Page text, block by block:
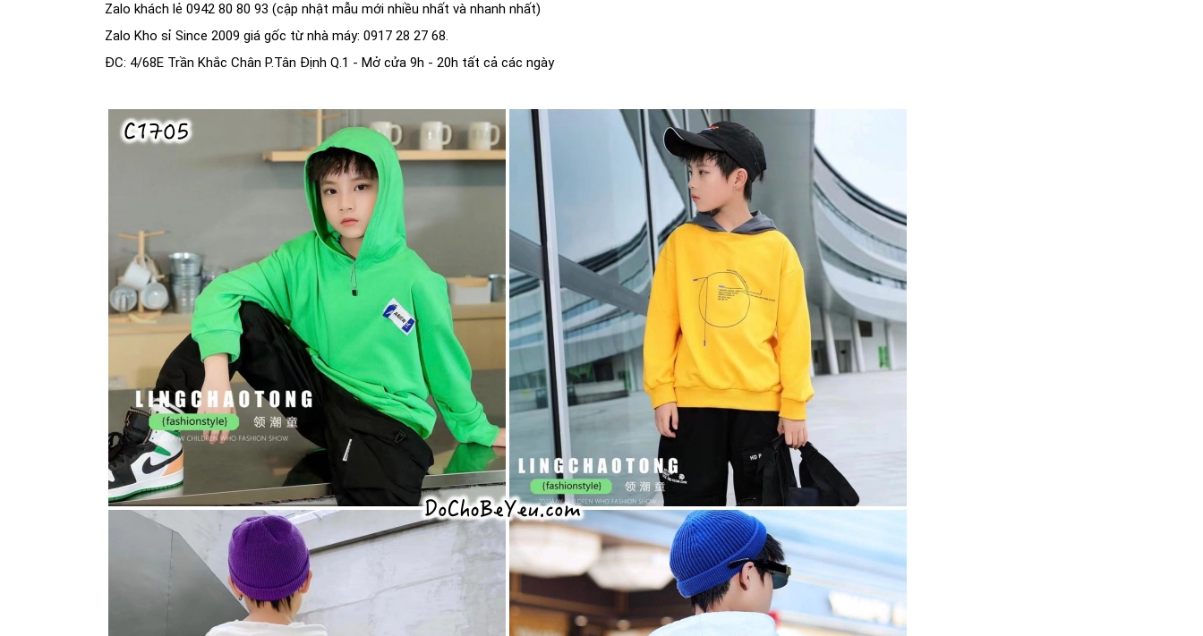
Zalo khách lẻ 0942 80 80 93 (cập nhật mẫu mới nhiều nhất và nhanh nhất)
Zalo Kho sỉ Since 2009 giá gốc từ nhà máy: 0917 28 27 68.
ĐC: 4/68E Trần Khắc Chân P.Tân Định Q.1 - Mở cửa 9h - 20h tất cả các ngày